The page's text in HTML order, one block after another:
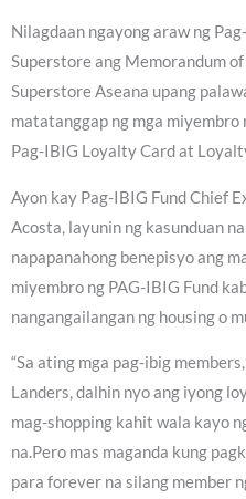
Nilagdaan ngayong araw ng
Superstore ang Memorandum
Superstore Aseana upang
matatanggap ng mga miyembro
Pag-IBIG Loyalty Card at
Ayon kay Pag-IBIG Fund Chief
Acosta, layunin ng kasunduan
napapanahong benepisyo ang
miyembro ng PAG-IBIG Fund
nangangailangan ng housing o
“Sa ating mga pag-ibig
Landers, dalhin nyo ang iyong
mag-shopping kahit wala kayo
na.Pero mas maganda kung
para forever na silang member